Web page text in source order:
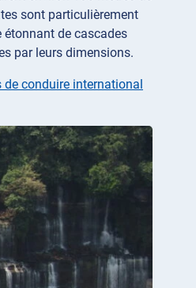
sont particulièrement
étonnant de cascades
par leurs dimensions.
de conduire international